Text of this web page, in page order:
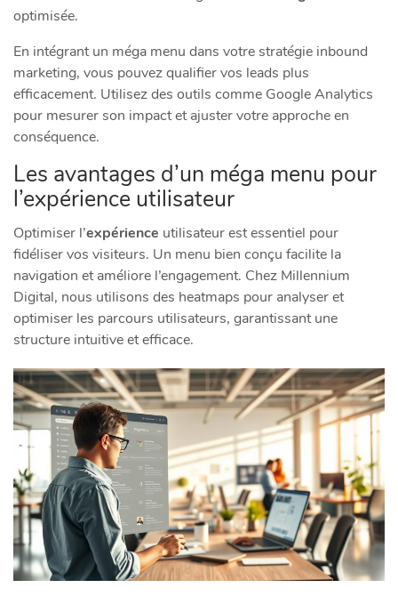
optimisée.
En intégrant un méga menu dans votre stratégie inbound
marketing, vous pouvez qualifier vos leads plus
efficacement. Utilisez des outils comme Google Analytics
pour mesurer son impact et ajuster votre approche en
conséquence.
Les avantages d’un méga menu pour
l’expérience utilisateur
Optimiser l’expérience utilisateur est essentiel pour
fidéliser vos visiteurs. Un menu bien conçu facilite la
navigation et améliore l’engagement. Chez Millennium
Digital, nous utilisons des heatmaps pour analyser et
optimiser les parcours utilisateurs, garantissant une
structure intuitive et efficace.